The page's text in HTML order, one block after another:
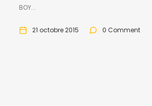
BOY...
21 octobre 2015 0 Comment